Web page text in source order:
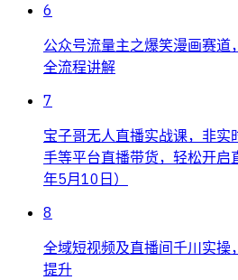
6
公众号流量主之爆笑漫画赛
全流程讲解
7
宝子哥无人直播实战课，非实
手等平台直播带货，轻松开
年5月10日）
8
全域短视频及直播间千川实操
提升